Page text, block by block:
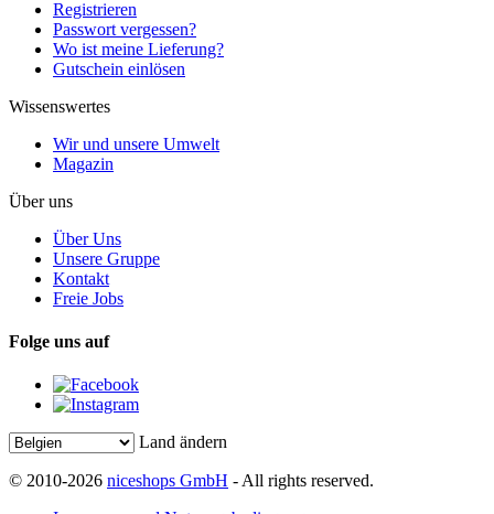
Registrieren
Passwort vergessen?
Wo ist meine Lieferung?
Gutschein einlösen
Wissenswertes
Wir und unsere Umwelt
Magazin
Über uns
Über Uns
Unsere Gruppe
Kontakt
Freie Jobs
Folge uns auf
Land ändern
© 2010-2026 niceshops GmbH - All rights reserved.